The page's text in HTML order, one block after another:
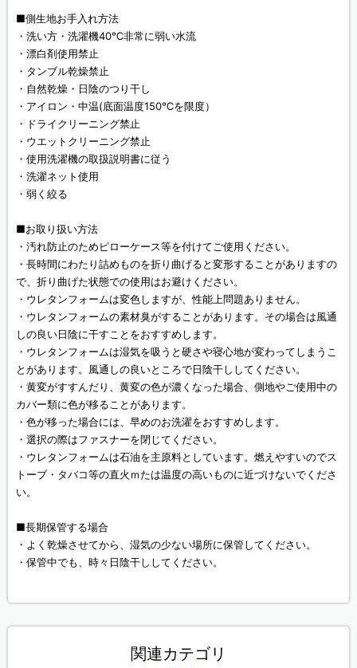
■側生地お手入れ方法
・洗い方・洗濯機40℃非常に弱い水流
・漂白剤使用禁止
・タンブル乾燥禁止
・自然乾燥・日陰のつり干し
・アイロン・中温(底面温度150℃を限度）
・ドライクリーニング禁止
・ウエットクリーニング禁止
・使用洗濯機の取扱説明書に従う
・洗濯ネット使用
・弱く絞る
■お取り扱い方法
・汚れ防止のためピローケース等を付けてご使用ください。
・長時間にわたり詰めものを折り曲げると変形することがありますの
で、折り曲げた状態での使用はお避けください。
・ウレタンフォームは変色しますが、性能上問題ありません。
・ウレタンフォームの素材臭がすることがあります。その場合は風通
しの良い日陰に干すことをおすすめします。
・ウレタンフォームは湿気を吸うと硬さや寝心地が変わってしまうこ
とがあります。風通しの良いところで日陰干ししてください。
・黄変がすすんだり、黄変の色が濃くなった場合、側地やご使用中の
カバー類に色が移ることがあります。
・色が移った場合には、早めのお洗濯をおすすめします。
・選択の際はファスナーを閉じてください。
・ウレタンフォームは石油を主原料としています。燃えやすいのでス
トーブ・タバコ等の直火ｍたは温度の高いものに近づけないでくださ
い。
■長期保管する場合
・よく乾燥させてから、湿気の少ない場所に保管してください。
・保管中でも、時々日陰干ししてください。
関連カテゴリ